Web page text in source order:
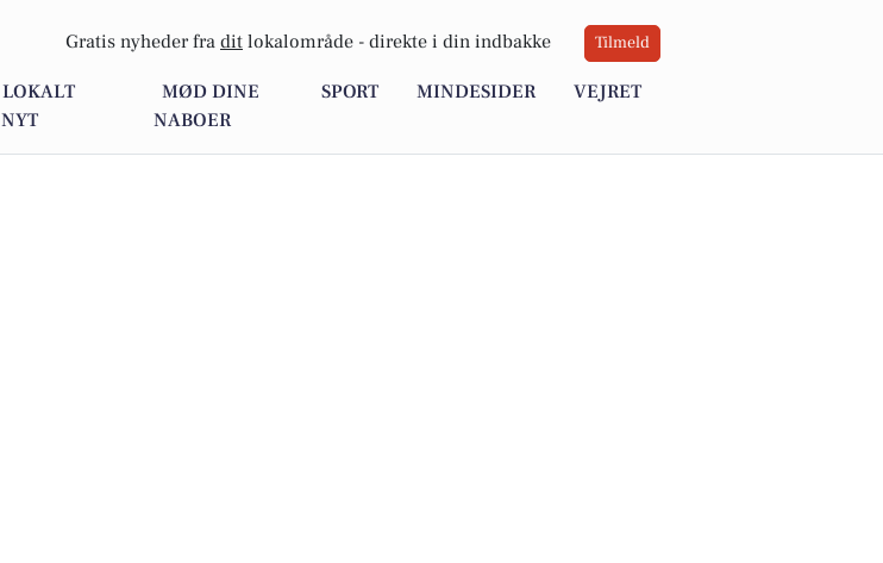
Gratis nyheder fra dit lokalområde - direkte i din indbakke Tilmeld
LOKALT
NYT
MØD DINE
NABOER
SPORT MINDESIDER VEJRET